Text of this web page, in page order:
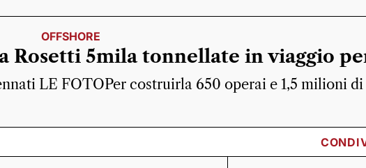
OFFSHORE
5mila tonnellate in viaggio
LE FOTOPer costruirla 650 operai e 1,5 milioni